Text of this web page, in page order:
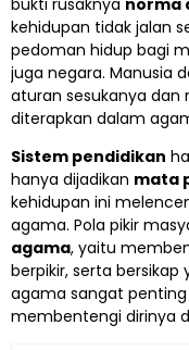
kehidupan tidak jalan
pedoman hidup bagi
juga negara. Manusia
aturan sesukanya dan
diterapkan dalam
Sistem pendidikan
hanya dijadikan mata
kehidupan ini
agama. Pola pikir
agama, yaitu
berpikir, serta bersikap
agama sangat
membentengi dirinya